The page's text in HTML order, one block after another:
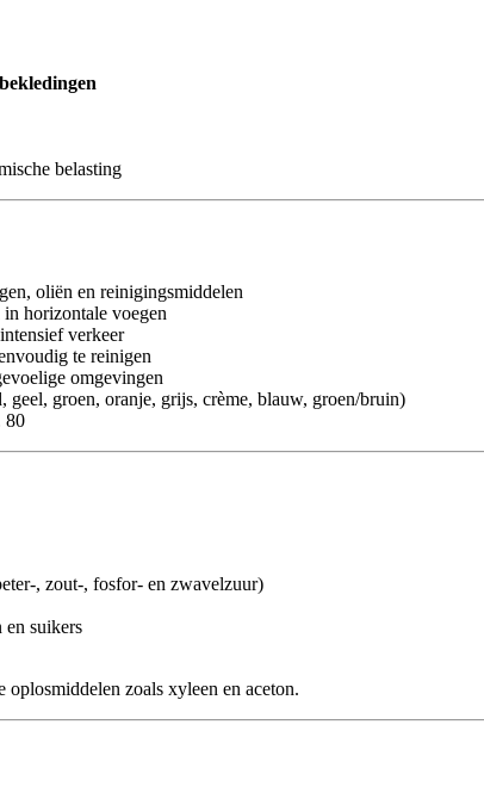
belasting
oliën en reinigingsmiddelen
horizontale voegen
verkeer
te reinigen
omgevingen
geel, groen, oranje, grijs, crème, blauw, groen/bruin)
80
, zout-, fosfor- en zwavelzuur)
en suikers
zoals xyleen en aceton.